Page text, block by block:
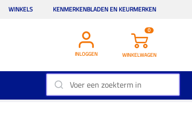
WINKELS KENMERKENBLADEN EN KEURMERKEN
INLOGGEN
0
WINKELWAGEN